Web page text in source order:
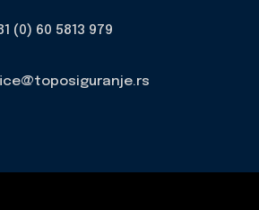
(0) 60 5813 979